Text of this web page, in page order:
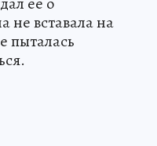
не вставала на
пыталась